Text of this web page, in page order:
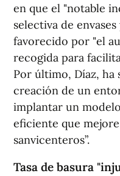
en que el "notable
selectiva de
favorecido por "el
recogida para
Por último, Díaz, ha
creación de un
implantar un
eficiente que
sanvicenteros”.
Tasa de basura